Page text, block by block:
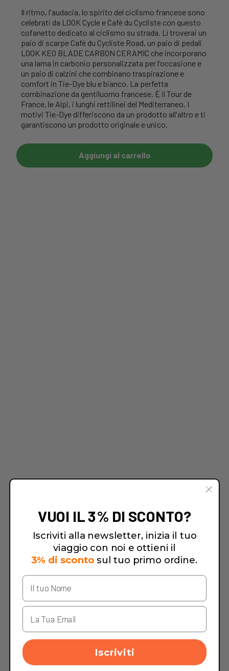
Il ritmo, l'audacia, lo spirito del ciclismo francese sono
celebrati da LOOK Cycle e Café du Cycliste con questo
cofanetto dedicato al ciclismo su strada. Lì troverai un
paio di scarpe Café du Cycliste Road, un paio di pedali
LOOK KEO BLADE CARBON CERAMIC che incorporano
una lama in carbonio personalizzata per l'occasione e
un paio di calzini che combinano traspirazione e
comfort in Tie-Dye blu e bianco. La perfetta
combinazione da gentiluomo francese. È il Tour de
France, le Alpi, i lunghi rettilinei del Mediterraneo. I
motivi Tie-Dye differiscono da un prodotto all'altro e ti
garantiscono un prodotto originale e unico.
Aggiungi al carrello
VUOI IL 3% DI SCONTO?
Iscriviti alla newsletter, inizia il tuo
viaggio con noi e ottieni il
3% di sconto sul tuo primo ordine.
Iscriviti